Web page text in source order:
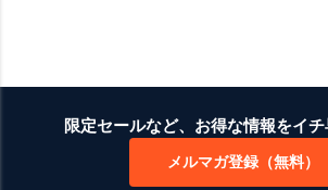
限定セールなど、お得な情報をイチ
メルマガ登録（無料）